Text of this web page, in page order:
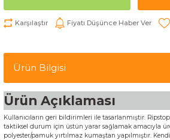
Karşılaştır Fiyatı Düşünce Haber Ver
Ürün Bilgisi
Ürün Açıklaması
Kullanıcıların geri bildirimleri ile tasarlanmıştır.
taktiksel durum için üstün yarar sağlamak amacıyla
polyester/pamuk yırtılmaz kumaştan yapılmıştır.